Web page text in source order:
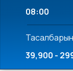
08:00
39,900 -